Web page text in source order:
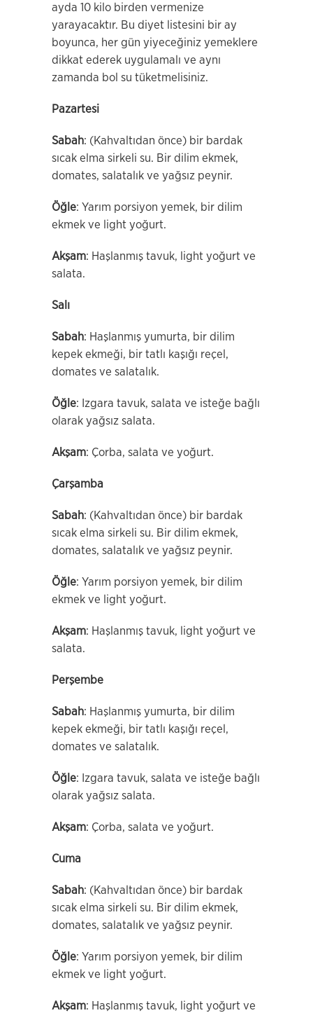
ayda 10 kilo birden vermenize
yarayacaktır. Bu diyet listesini bir ay
boyunca, her gün yiyeceğiniz yemeklere
dikkat ederek uygulamalı ve aynı
zamanda bol su tüketmelisiniz.
Pazartesi
Sabah: (Kahvaltıdan önce) bir bardak
sıcak elma sirkeli su. Bir dilim ekmek,
domates, salatalık ve yağsız peynir.
Öğle: Yarım porsiyon yemek, bir dilim
ekmek ve light yoğurt.
Akşam: Haşlanmış tavuk, light yoğurt ve
salata.
Salı
Sabah: Haşlanmış yumurta, bir dilim
kepek ekmeği, bir tatlı kaşığı reçel,
domates ve salatalık.
Öğle: Izgara tavuk, salata ve isteğe bağlı
olarak yağsız salata.
Akşam: Çorba, salata ve yoğurt.
Çarşamba
Sabah: (Kahvaltıdan önce) bir bardak
sıcak elma sirkeli su. Bir dilim ekmek,
domates, salatalık ve yağsız peynir.
Öğle: Yarım porsiyon yemek, bir dilim
ekmek ve light yoğurt.
Akşam: Haşlanmış tavuk, light yoğurt ve
salata.
Perşembe
Sabah: Haşlanmış yumurta, bir dilim
kepek ekmeği, bir tatlı kaşığı reçel,
domates ve salatalık.
Öğle: Izgara tavuk, salata ve isteğe bağlı
olarak yağsız salata.
Akşam: Çorba, salata ve yoğurt.
Cuma
Sabah: (Kahvaltıdan önce) bir bardak
sıcak elma sirkeli su. Bir dilim ekmek,
domates, salatalık ve yağsız peynir.
Öğle: Yarım porsiyon yemek, bir dilim
ekmek ve light yoğurt.
Akşam: Haşlanmış tavuk, light yoğurt ve